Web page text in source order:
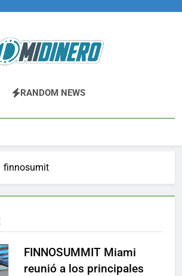
Midinero.co
Criptomonedas
RANDOM NEWS
finnosumit
FINNOSUMMIT Miami
reunió a los principales